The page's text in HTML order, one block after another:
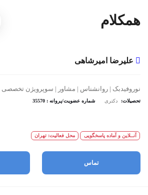
همکلام
علیرضا امیرشاهی
نوروفیدبک | روانشناس | مشاور | سوپرویژن تخصصی
تحصیلات: دکتری شماره عضویت/پروانه : 35570
آنــلاین و آماده پاسخگویی محل فعالیت: تهران
تماس